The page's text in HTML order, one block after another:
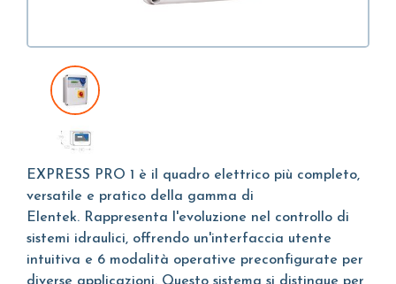
EXPRESS PRO 1 è il quadro elettrico più completo,
versatile e pratico della gamma di
Elentek. Rappresenta l'evoluzione nel controllo di
sistemi idraulici, offrendo un'interfaccia utente
intuitiva e 6 modalità operative preconfigurate per